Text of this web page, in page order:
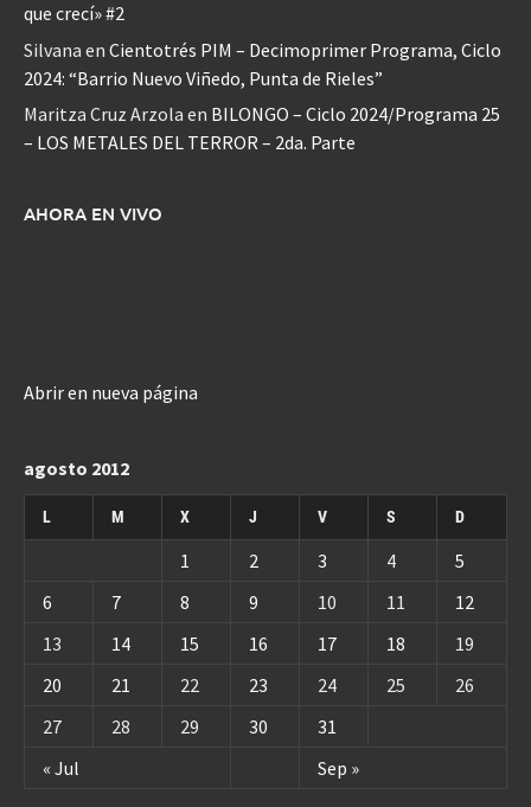
que crecí» #2
Silvana en Cientotrés PIM – Decimoprimer Programa, Ciclo
2024: “Barrio Nuevo Viñedo, Punta de Rieles”
Maritza Cruz Arzola en BILONGO – Ciclo 2024/Programa 25
– LOS METALES DEL TERROR – 2da. Parte
AHORA EN VIVO
Abrir en nueva página
agosto 2012
L M X J V S D
« Jul Sep »
1 2 3 4
5
6
7 8 9 10 11
12
13
14 15 16 17 18
19
20
21 22 23 24 25
26
27
28 29 30 31